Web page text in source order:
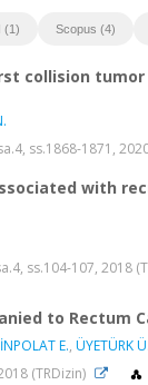
(1) Scopus (4)
collision
ss.1868-1871,
with
ss.104-107, 2018
to Rectum
E., ÜYETÜRK Ü.
(TRDizin)